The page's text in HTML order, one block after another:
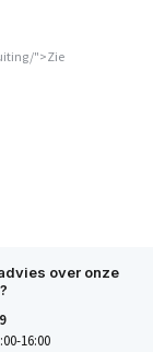
">Zie
over onze
16:00